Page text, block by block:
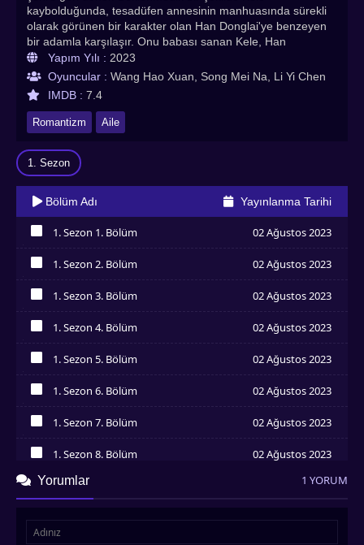
kaybolduğunda, tesadüfen annesinin manhuasında sürekli
olarak görünen bir karakter olan Han Donglai'ye benzeyen
bir adamla karşılaşır. Onu babası sanan Kele, Han
Donglai'nin ofisine götürülür.birleşme ve çalkantılı bir aşk-
nefret ilişkisinin başlangıcı. İkisinin iç içe geçmiş kaderleri,
Kele'nin kökeni ve sağlık durumuyla yüzleşirken bir kez
daha gözler önüne serilir. Bir yandan, Zhong Ling'in son altı
yıldır ayrılışı, arkadaşı Chu Mo'yu popüler bir süperstar
haline getirdi ve mangasını Han Donglai tarafından önerilen
bir filme uyarlama fırsatı kalbinde kıskançlık uyandırarak
onu gizlice araştırmaya yöneltti. Öte yandan, Zhong Ling'in
dönüşü, Han Donglai'yi her zaman derinden seven Lin
Xiaxi'yi deliliğe sürükler ve bu da tekrar tekrar gizli intikam
eylemleriyle sonuçlanır. Kele'nin biyolojik babası kimdir?
Eski sevgililerin ilişkisinde yeniden bir araya gelme şansı
Yapım Yılı : 2023
Oyuncular : Wang Hao Xuan, Song Mei Na, Li Yi Chen
IMDB : 7.4
Romantizm Aile
1. Sezon
Bölüm Adı Yayınlanma Tarihi
1. Sezon 1. Bölüm 02 Ağustos 2023
1. Sezon 2. Bölüm 02 Ağustos 2023
1. Sezon 3. Bölüm 02 Ağustos 2023
1. Sezon 4. Bölüm 02 Ağustos 2023
1. Sezon 5. Bölüm 02 Ağustos 2023
1. Sezon 6. Bölüm 02 Ağustos 2023
1. Sezon 7. Bölüm 02 Ağustos 2023
İzledim
1. Sezon 8. Bölüm 02 Ağustos 2023
1. Sezon 9. Bölüm 02 Ağustos 2023
İzledim
Yorumlar 1 YORUM